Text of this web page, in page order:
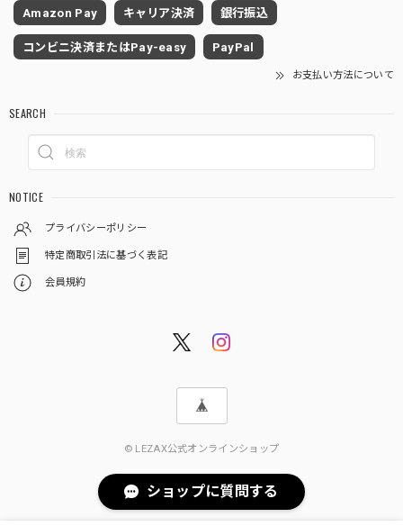
Amazon Pay キャリア決済 銀行振込
コンビニ決済またはPay-easy PayPal
お支払い方法について
SEARCH
NOTICE
プライバシーポリシー
特定商取引法に基づく表記
会員規約
© LEZAX公式オンラインショップ
ショップに質問する